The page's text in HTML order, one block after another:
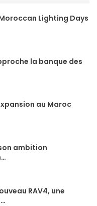
Lighting Days
la banque des
au Maroc
ambition
RAV4, une